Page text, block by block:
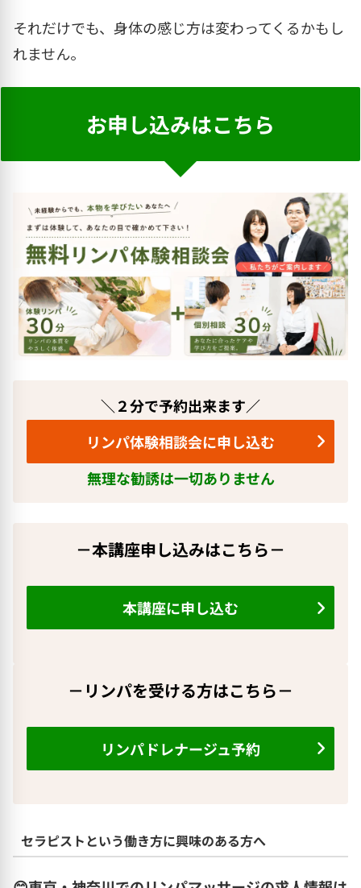
それだけでも、身体の感じ方は変わってくるかもし
れません。
お申し込みはこちら
＼２分で予約出来ます／
リンパ体験相談会に申し込む
無理な勧誘は一切ありません
－本講座申し込みはこちら－
本講座に申し込む
－リンパを受ける方はこちら－
リンパドレナージュ予約
セラピストという働き方に興味のある方へ